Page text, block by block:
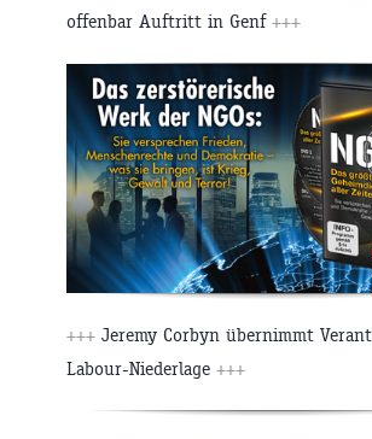
offenbar Auftritt in Genf +++
+++ Jeremy Corbyn übernimmt
Labour-Niederlage +++